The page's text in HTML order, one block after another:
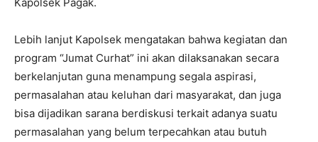
Lebih lanjut Kapolsek mengatakan bahwa kegiatan dan
program “Jumat Curhat” ini akan dilaksanakan secara
berkelanjutan guna menampung segala aspirasi,
permasalahan atau keluhan dari masyarakat, dan juga
bisa dijadikan sarana berdiskusi terkait adanya suatu
permasalahan yang belum terpecahkan atau butuh